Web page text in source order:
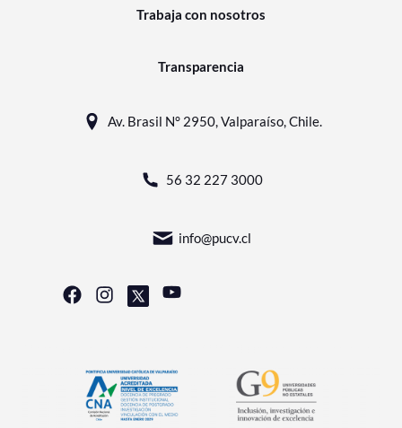
Trabaja con nosotros
Transparencia
Av. Brasil N° 2950, Valparaíso, Chile.
56 32 227 3000
info@pucv.cl